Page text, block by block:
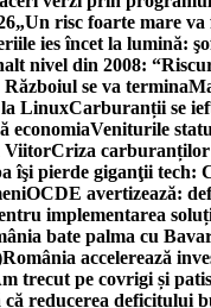
„Un risc foarte mare
ies încet la lumină:
nivel din 2008:
se va termina
la LinuxCarburanții se
economiaVeniturile
ViitorCriza
îşi pierde giganţii tech:
OCDE avertizează:
implementarea
bate palma cu
România accelerează
trecut pe covrigi și
că reducerea deficitului